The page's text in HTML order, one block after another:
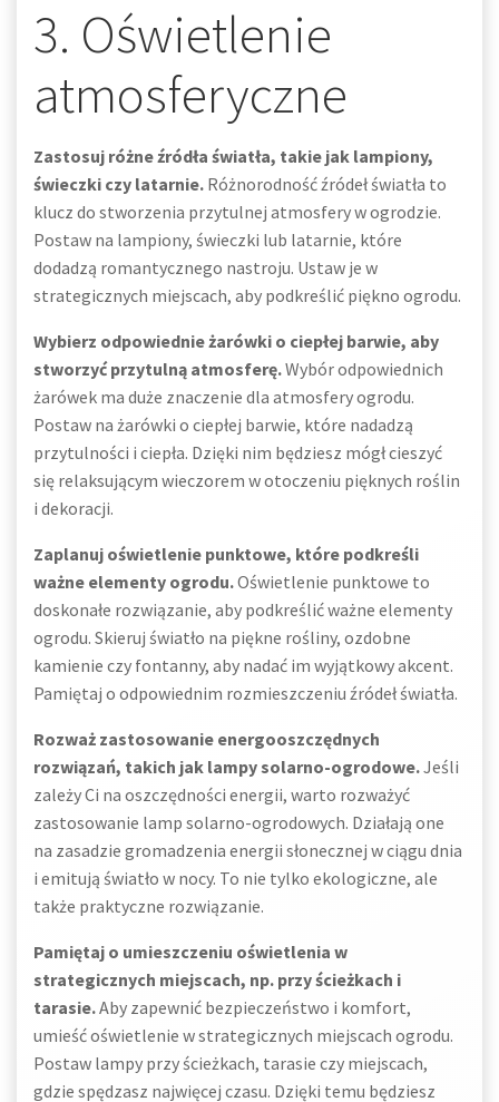
3. Oświetlenie
atmosferyczne
Zastosuj różne źródła światła, takie jak lampiony,
świeczki czy latarnie. Różnorodność źródeł światła to
klucz do stworzenia przytulnej atmosfery w ogrodzie.
Postaw na lampiony, świeczki lub latarnie, które
dodadzą romantycznego nastroju. Ustaw je w
strategicznych miejscach, aby podkreślić piękno ogrodu.
Wybierz odpowiednie żarówki o ciepłej barwie, aby
stworzyć przytulną atmosferę.Wybór odpowiednich
żarówek ma duże znaczenie dla atmosfery ogrodu.
Postaw na żarówki o ciepłej barwie, które nadadzą
przytulności i ciepła. Dzięki nim będziesz mógł cieszyć
się relaksującym wieczorem w otoczeniu pięknych roślin
i dekoracji.
Zaplanuj oświetlenie punktowe, które podkreśli
ważne elementy ogrodu.Oświetlenie punktowe to
doskonałe rozwiązanie, aby podkreślić ważne elementy
ogrodu. Skieruj światło na piękne rośliny, ozdobne
kamienie czy fontanny, aby nadać im wyjątkowy akcent.
Pamiętaj o odpowiednim rozmieszczeniu źródeł światła.
Rozważ zastosowanie energooszczędnych
rozwiązań, takich jak lampy solarno-ogrodowe.Jeśli
zależy Ci na oszczędności energii, warto rozważyć
zastosowanie lamp solarno-ogrodowych. Działają one
na zasadzie gromadzenia energii słonecznej w ciągu dnia
i emitują światło w nocy. To nie tylko ekologiczne, ale
także praktyczne rozwiązanie.
Pamiętaj o umieszczeniu oświetlenia w
strategicznych miejscach, np. przy ścieżkach i
tarasie.Aby zapewnić bezpieczeństwo i komfort,
umieść oświetlenie w strategicznych miejscach ogrodu.
Postaw lampy przy ścieżkach, tarasie czy miejscach,
gdzie spędzasz najwięcej czasu. Dzięki temu będziesz